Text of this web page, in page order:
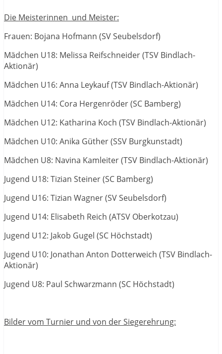
Die Meisterinnen und Meister:
Frauen: Bojana Hofmann (SV Seubelsdorf)
Mädchen U18: Melissa Reifschneider (TSV Bindlach-
Aktionär)
Mädchen U16: Anna Leykauf (TSV Bindlach-Aktionär)
Mädchen U14: Cora Hergenröder (SC Bamberg)
Mädchen U12: Katharina Koch (TSV Bindlach-Aktionär)
Mädchen U10: Anika Güther (SSV Burgkunstadt)
Mädchen U8: Navina Kamleiter (TSV Bindlach-Aktionär)
Jugend U18: Tizian Steiner (SC Bamberg)
Jugend U16: Tizian Wagner (SV Seubelsdorf)
Jugend U14: Elisabeth Reich (ATSV Oberkotzau)
Jugend U12: Jakob Gugel (SC Höchstadt)
Jugend U10: Jonathan Anton Dotterweich (TSV Bindlach-
Aktionär)
Jugend U8: Paul Schwarzmann (SC Höchstadt)
Bilder vom Turnier und von der Siegerehrung: